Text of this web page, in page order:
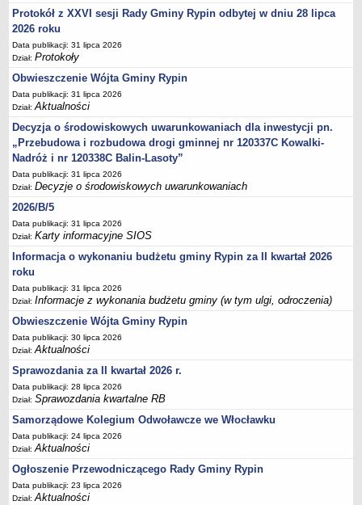
Rada gminy
Wójt
Urząd gminy
Jednostki organizacyjne, GOPS, Instytucja kultury, OSP
Jednostki pomocnicze - sołectwa
Plan pracy komisji rewizyjnej
Sesje Rady Gminy Rypin
Statut
Strategia rozwoju
Uchwały
Projekty uchwał
Protokoły
Imienne wykazy głosowań radnych
Postać dokumentów
Akty Prawne, Dzienniki Ustaw, Monitory Polskie
Prawo miejscowe
Zarządzenia
Studium uwarunkowań i kierunków zagospodarowania
przestrzennego
Dane przestrzenne - MPZP
Stałe obwody głosowania, numery, granice oraz siedziby
obwodowych komisji wyborczych, opis granic okręgów wyborczych
Plan ogólny gminy Rypin
Protokół z XXVI sesji Rady Gminy Rypin odbytej w dniu 28 lipca
2026 roku
Data publikacji: 31 lipca 2026
Dział:Protokoły
Obwieszczenie Wójta Gminy Rypin
Data publikacji: 31 lipca 2026
Dział:Aktualności
Decyzja o środowiskowych uwarunkowaniach dla inwestycji pn.
„Przebudowa i rozbudowa drogi gminnej nr 120337C Kowalki-
Nadróż i nr 120338C Balin-Lasoty”
Data publikacji: 31 lipca 2026
Dział:Decyzje o środowiskowych uwarunkowaniach
2026/B/5
Data publikacji: 31 lipca 2026
Dział:Karty informacyjne SIOS
Informacja o wykonaniu budżetu gminy Rypin za II kwartał 2026
roku
Data publikacji: 31 lipca 2026
Dział:Informacje z wykonania budżetu gminy (w tym ulgi, odroczenia)
Obwieszczenie Wójta Gminy Rypin
Data publikacji: 30 lipca 2026
Dział:Aktualności
Sprawozdania za II kwartał 2026 r.
Data publikacji: 28 lipca 2026
Dział:Sprawozdania kwartalne RB
Samorządowe Kolegium Odwoławcze we Włocławku
Data publikacji: 24 lipca 2026
Dział:Aktualności
Ogłoszenie Przewodniczącego Rady Gminy Rypin
Data publikacji: 23 lipca 2026
Dział:Aktualności